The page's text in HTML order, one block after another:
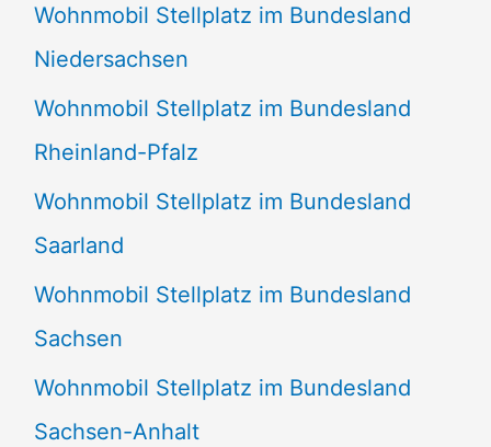
Wohnmobil Stellplatz im Bundesland
Niedersachsen
Wohnmobil Stellplatz im Bundesland
Rheinland-Pfalz
Wohnmobil Stellplatz im Bundesland
Saarland
Wohnmobil Stellplatz im Bundesland
Sachsen
Wohnmobil Stellplatz im Bundesland
Sachsen-Anhalt